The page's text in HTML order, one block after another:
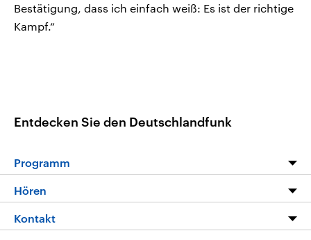
Bestätigung, dass ich einfach weiß: Es ist der richtige
Kampf.“
Entdecken Sie den Deutschlandfunk
Programm
Die Nachrichten
Hören
Livestream
Kontakt